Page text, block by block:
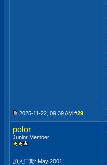
2025-11-22, 09:39 AM #29
polor
Junior Member
加入日期: May 2001